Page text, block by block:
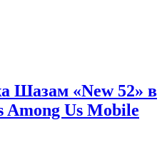
Шазам «New 52» в
Among Us Mobile